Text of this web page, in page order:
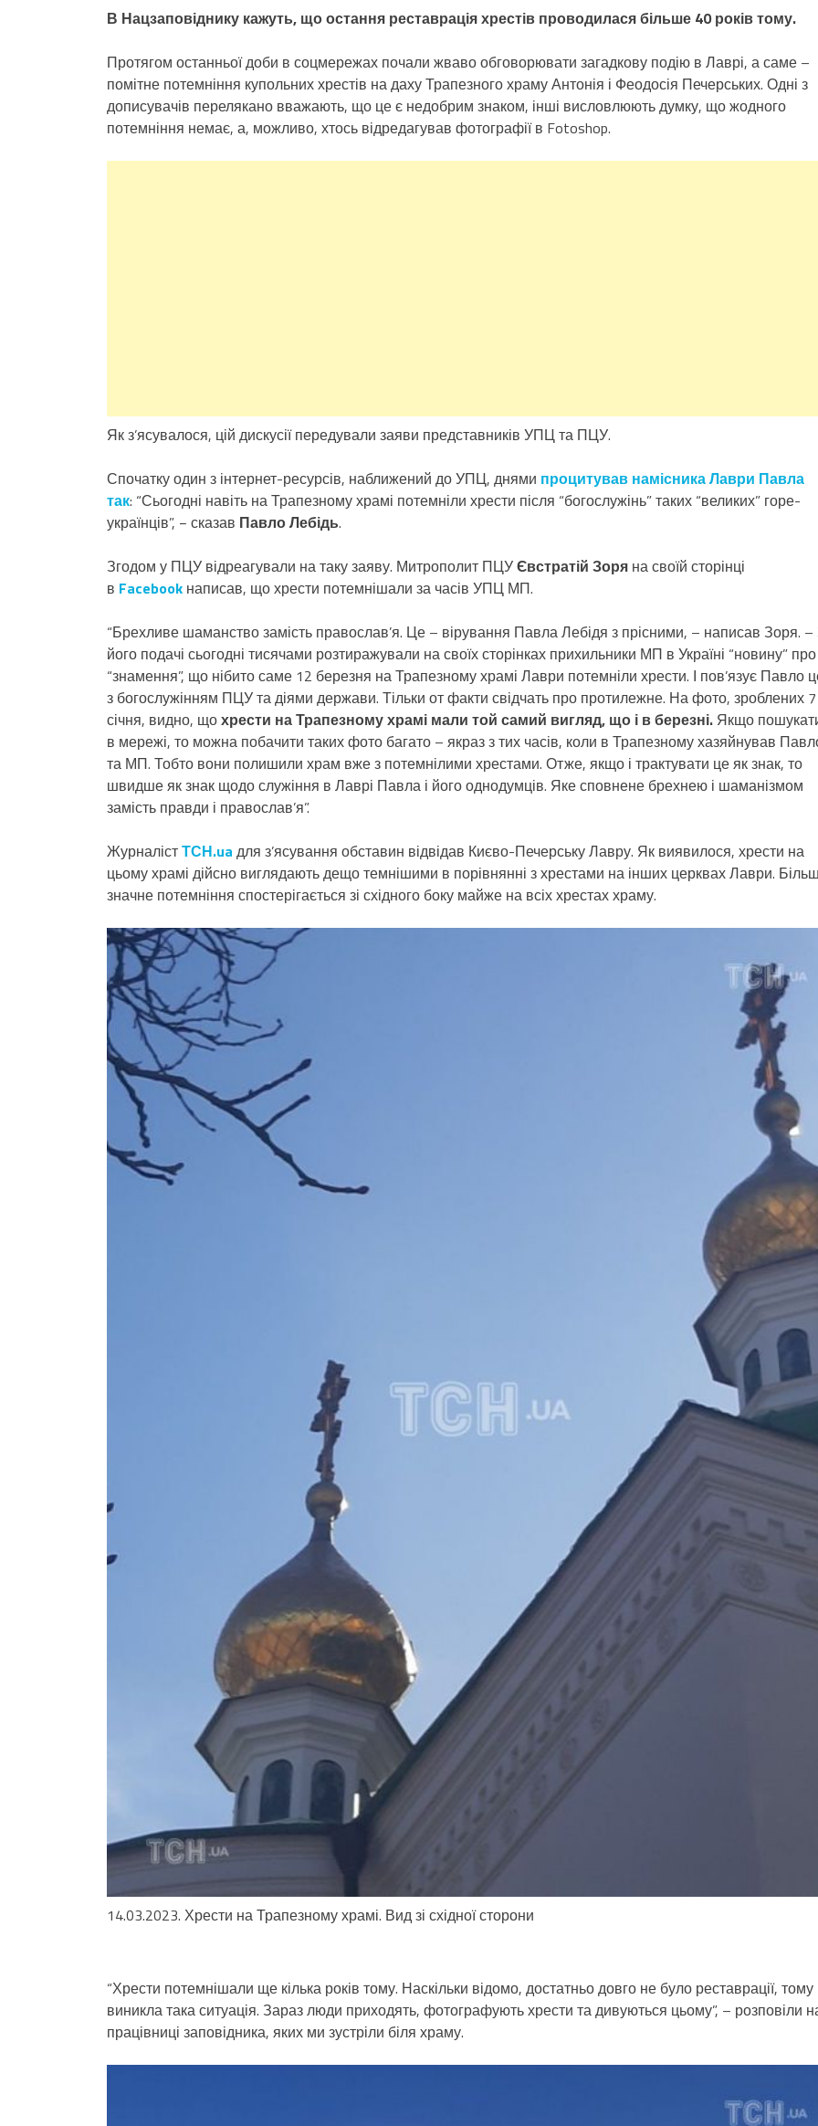
В Нацзаповіднику кажуть, що остання реставрація хрестів проводилася більше 40 років тому.
Протягом останньої доби в соцмережах почали жваво обговорювати загадкову подію в Лаврі, а саме –
помітне потемніння купольних хрестів на даху Трапезного храму Антонія і Феодосія Печерських. Одні з
дописувачів перелякано вважають, що це є недобрим знаком, інші висловлюють думку, що жодного
потемніння немає, а, можливо, хтось відредагував фотографії в Fotoshop.
Як з’ясувалося, цій дискусії передували заяви представників УПЦ та ПЦУ.
Спочатку один з інтернет-ресурсів, наближений до УПЦ, днями процитував намісника Лаври Павла
так: “Сьогодні навіть на Трапезному храмі потемніли хрести після “богослужінь” таких “великих” горе-
українців”, − сказав Павло Лебідь.
Згодом у ПЦУ відреагували на таку заяву. Митрополит ПЦУЄвстратій Зоря на своїй сторінці
в Facebook написав, що хрести потемнішали за часів УПЦ МП.
“Брехливе шаманство замість православ’я. Це – вірування Павла Лебідя з прісними, – написав Зоря. –
його подачі сьогодні тисячами розтиражували на своїх сторінках прихильники МП в Україні “новину” про
“знамення”, що нібито саме 12 березня на Трапезному храмі Лаври потемніли хрести. І пов’язує Павло
з богослужінням ПЦУ та діями держави. Тільки от факти свідчать про протилежне. На фото, зроблених 7
січня, видно, щохрести на Трапезному храмі мали той самий вигляд, що і в березні. Якщо
в мережі, то можна побачити таких фото багато – якраз з тих часів, коли в Трапезному хазяйнував
та МП. Тобто вони полишили храм вже з потемнілими хрестами. Отже, якщо і трактувати це як знак, то
швидше як знак щодо служіння в Лаврі Павла і його однодумців. Яке сповнене брехнею і шаманізмом
замість правди і православ’я”.
ЖурналістТСН.ua для з’ясування обставин відвідав Києво-Печерську Лавру. Як виявилося, хрести на
цьому храмі дійсно виглядають дещо темнішими в порівнянні з хрестами на інших церквах Лаври. Більш
значне потемніння спостерігається зі східного боку майже на всіх хрестах храму.
14.03.2023. Хрести на Трапезному храмі. Вид зі східної сторони
“Хрести потемнішали ще кілька років тому. Наскільки відомо, достатньо довго не було реставрації, тому
виникла така ситуація. Зараз люди приходять, фотографують хрести та дивуються цьому”, – розповіли
працівниці заповідника, яких ми зустріли біля храму.